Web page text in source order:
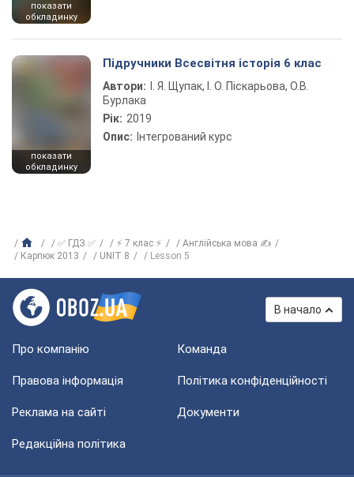
показати
обкладинку
показати
обкладинку
Підручники Всесвітня історія 6 клас
Автори:
І. Я. Щупак, І. О. Піскарьова, О.В.
Бурлака
Рік: 2019
Опис: Інтегрований курс
✅ ГДЗ ✅ ⚡ 7 клас ⚡
Англійська мова ✍
Карпюк 2013
UNIT 8 Lesson 5
В начало
Про компанію Команда
Правова інформація Політика конфіденційності
Реклама на сайті Документи
Редакційна політика